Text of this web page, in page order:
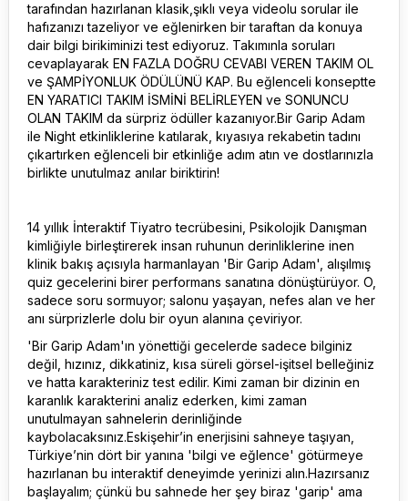
tarafından hazırlanan klasik,şıklı veya videolu sorular ile
hafızanızı tazeliyor ve eğlenirken bir taraftan da konuya
dair bilgi birikiminizi test ediyoruz. Takımınla soruları
cevaplayarak EN FAZLA DOĞRU CEVABI VEREN TAKIM OL
ve ŞAMPİYONLUK ÖDÜLÜNÜ KAP. Bu eğlenceli konseptte
EN YARATICI TAKIM İSMİNİ BELİRLEYEN ve SONUNCU
OLAN TAKIM da sürpriz ödüller kazanıyor.Bir Garip Adam
ile Night etkinliklerine katılarak, kıyasıya rekabetin tadını
çıkartırken eğlenceli bir etkinliğe adım atın ve dostlarınızla
birlikte unutulmaz anılar biriktirin!
14 yıllık İnteraktif Tiyatro tecrübesini, Psikolojik Danışman
kimliğiyle birleştirerek insan ruhunun derinliklerine inen
klinik bakış açısıyla harmanlayan 'Bir Garip Adam', alışılmış
quiz gecelerini birer performans sanatına dönüştürüyor. O,
sadece soru sormuyor; salonu yaşayan, nefes alan ve her
anı sürprizlerle dolu bir oyun alanına çeviriyor.
'Bir Garip Adam'ın yönettiği gecelerde sadece bilginiz
değil, hızınız, dikkatiniz, kısa süreli görsel-işitsel belleğiniz
ve hatta karakteriniz test edilir. Kimi zaman bir dizinin en
karanlık karakterini analiz ederken, kimi zaman
unutulmayan sahnelerin derinliğinde
kaybolacaksınız.Eskişehir’in enerjisini sahneye taşıyan,
Türkiye’nin dört bir yanına 'bilgi ve eğlence' götürmeye
hazırlanan bu interaktif deneyimde yerinizi alın.Hazırsanız
başlayalım; çünkü bu sahnede her şey biraz 'garip' ama